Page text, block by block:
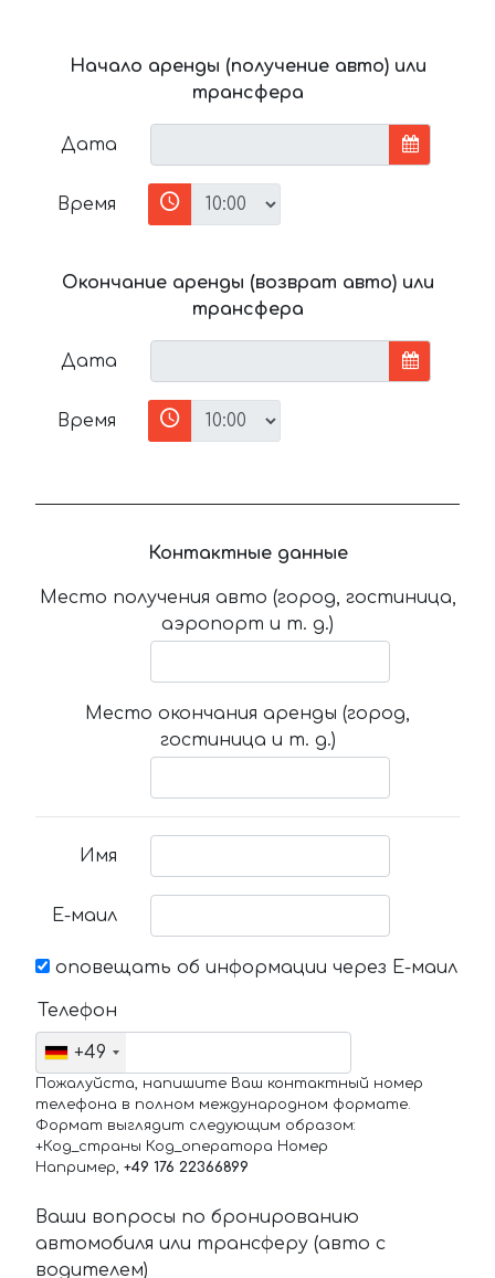
Начало аренды (получение авто) или
трансфера
Дата
Время
Окончание аренды (возврат авто) или
трансфера
Дата
Время
Контактные данные
Место получения авто (город, гостиница,
аэропорт и т. д.)
Место окончания аренды (город,
гостиница и т. д.)
Имя
Е-маил
оповещать об информации через Е-маил
Телефон
+49
Пожалуйста, напишите Ваш контактный номер
телефона в полном международном формате.
Формат выглядит следующим образом:
+Код_страны Код_оператора Номер
Например, +49 176 22366899
Ваши вопросы по бронированию
автомобиля или трансферу (авто с
водителем)